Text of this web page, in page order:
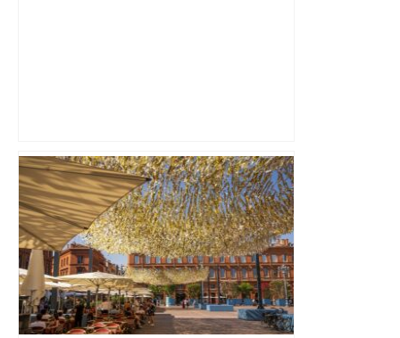
Le programme du week-end du 24 mai
2026 – Toulouse FC